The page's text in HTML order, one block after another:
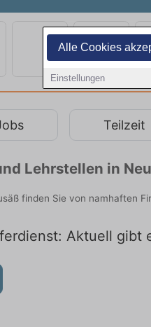
Alle Cookies
Einstellungen
Teilzeit
Lehrstellen in
finden Sie von namhaften
Aktuell